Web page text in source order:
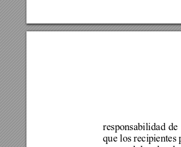
responsabilidad
que los recipientes